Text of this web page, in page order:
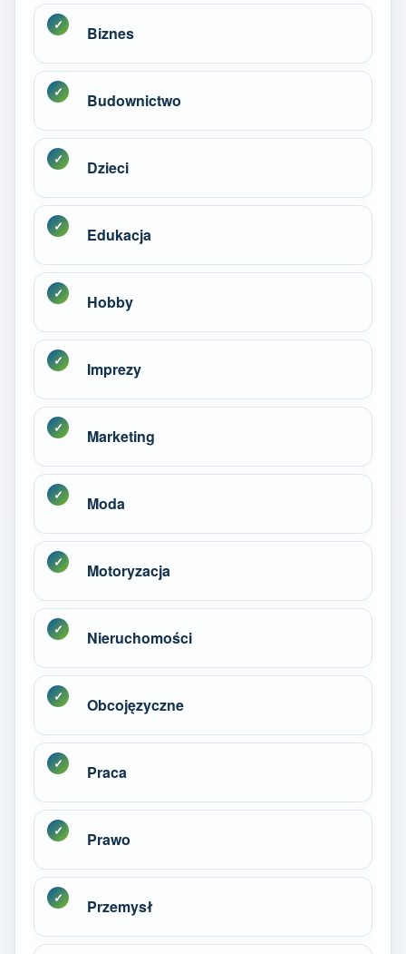
Biznes
Budownictwo
Dzieci
Edukacja
Hobby
Imprezy
Marketing
Moda
Motoryzacja
Nieruchomości
Obcojęzyczne
Praca
Prawo
Przemysł